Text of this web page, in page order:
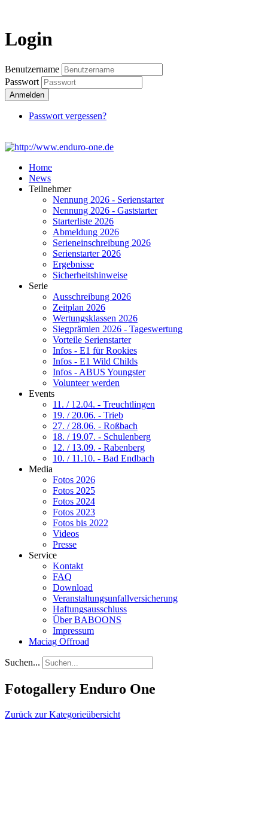
Login
Benutzername
Passwort
Anmelden
Passwort vergessen?
Home
News
Teilnehmer
Nennung 2026 - Serienstarter
Nennung 2026 - Gaststarter
Starterliste 2026
Abmeldung 2026
Serieneinschreibung 2026
Serienstarter 2026
Ergebnisse
Sicherheitshinweise
Serie
Ausschreibung 2026
Zeitplan 2026
Wertungsklassen 2026
Siegprämien 2026 - Tageswertung
Vorteile Serienstarter
Infos - E1 für Rookies
Infos - E1 Wild Childs
Infos - ABUS Youngster
Volunteer werden
Events
11. / 12.04. - Treuchtlingen
19. / 20.06. - Trieb
27. / 28.06. - Roßbach
18. / 19.07. - Schulenberg
12. / 13.09. - Rabenberg
10. / 11.10. - Bad Endbach
Media
Fotos 2026
Fotos 2025
Fotos 2024
Fotos 2023
Fotos bis 2022
Videos
Presse
Service
Kontakt
FAQ
Download
Veranstaltungsunfallversicherung
Haftungsausschluss
Über BABOONS
Impressum
Maciag Offroad
Suchen...
Fotogallery Enduro One
Zurück zur Kategorieübersicht